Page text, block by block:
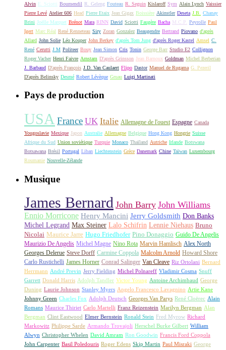
Alvin E. Sciotti Boumendil R. Geleng Fouteau R. Seguin Kislaroff Sym Alain Lynch Vaissier
Pierre Levé Atelier 606 Head Pierre Etaix Jean Gigax Boissière Akinstler Deseta J.B.
Chanay
Brini Joëlle Marquet Brénot Mara RINN David Sciotti Faugère Bacha M.C.P. Peyrolle Paul
Igert Marc Réal René Renneteau Siry Zoran Gonzalez Beaugendre Bertrand Piovano d'après
Allard John Solie Léo Kouper John Berkey d'après Tom Jung d'après Roger Kastel Amsel C.
René Cerutti J.M Politeer Bouy Jean Simon Cris Tonin George Barr Studio E2 Collignon
Roger Vacher Henri Faivre Arnstam D'après Grinsson Jean Barnoux Goldman Michel Berberian
J. Barbaud D'après François J.D. Van Caulaert Flipo Dastor Manuel de Rugama G. Pezeril
D'après Belinsky Desmé Robert Lévèque Gruau Luigi Martinati
Pays de production
USA France UK Italie Allemagne de l'ouest Espagne Canada
Yougoslavie Mexique Japon Australie Allemagne Belgique Hong Kong Hongrie Suisse
Afrique du Sud Union soviétique Turquie Monaco Thaïland Autriche Irlande Botswana
Botsawana Brésil Portugal Liban Liechtenstein Grèce Danemark Chine Taïwan Luxembourg
Roumanie Nouvelle-Zélande
Musique
James Bernard John Barry John Williams
Ennio Morricone Henry Mancini Jerry Goldsmith Don Banks
Michel Legrand Max Steiner Lalo Schifrin Lennie Niehaus Bruno
Nicolai Maurice Jarre Hugo Friedhofer Pino Donaggio Guido De Angelis
Maurizio De Angelis Michel Magne Nino Rota Marvin Hamlisch Alex North
Georges Delerue Steve Dorff Carmine Coppola Malcolm Arnold Howard Shore
Carlo Rustichelli James Horner Conrad Salinger Van Cleave Riz Ortolani Bernard
Herrmann André Previn Jerry Fielding Michel Polnareff Vladimir Cosma Snuff
Garrett Donald Harris Adolph Tandler Victor Young Antoine Archimbaud George
Duning Laurie Johnson Stanley Myers Angelo Francesco Lavagnino Artie Kane
Johnny Green Charles Fox Adolph Deutsch Georges Van Parys René Cloërec Alain
Romans Maurice Thiriet Carlo Martelli Franz Reizenstein Marilyn Bergman Alan
Bergman Clint Eastwood Elmer Bernstein Ronald Stein Fred Myrow Richard
Markowitz Philippe Sarde Armando Trovajoli Herschel Burke Gilbert William
Alwyn Christopher Whelen David Amram Ron Goodwin Francis Ford Coppola
John Carpenter Basil Poledouris Roger Edens Skip Martin Paul Misraki George